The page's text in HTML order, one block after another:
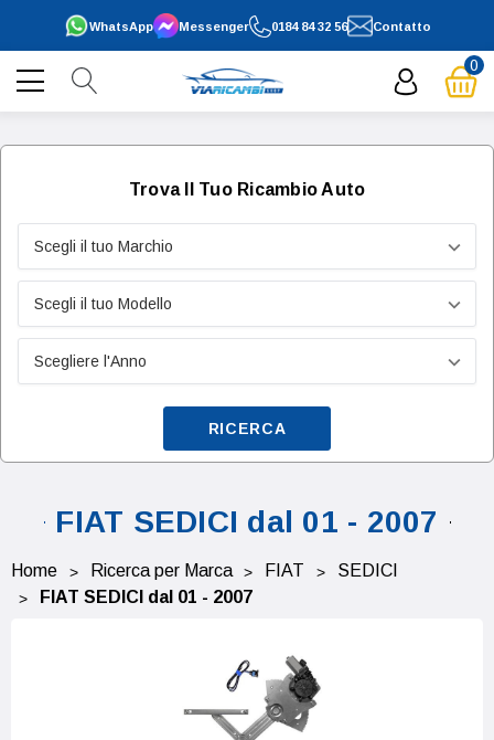
0184 84 32 56
WhatsApp Contatto
Messenger
0
Trova Il Tuo Ricambio Auto
RICERCA
FIAT SEDICI dal 01 - 2007
Home Ricerca per Marca FIAT
SEDICI
FIAT SEDICI dal 01 - 2007